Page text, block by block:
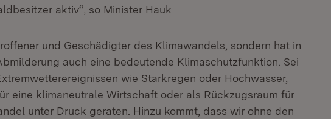
aktiv“, so Minister Hauk
und Geschädigter des Klimawandels, sondern hat in
auch eine bedeutende Klimaschutzfunktion. Sei
wie Starkregen oder Hochwasser,
eine klimaneutrale Wirtschaft oder als Rückzugsraum für
unter Druck geraten. Hinzu kommt, dass wir ohne den